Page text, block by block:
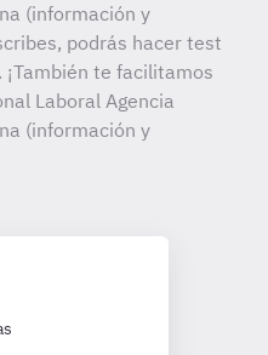
(información y
podrás hacer test
te facilitamos
Laboral Agencia
(información y